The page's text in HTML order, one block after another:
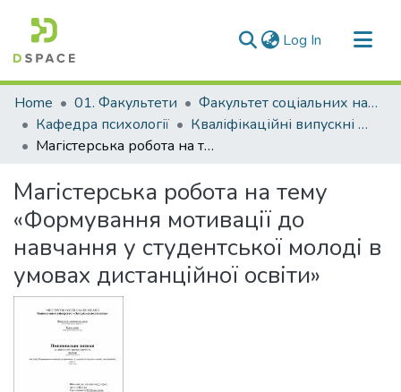
Log In (current)
Communities & Collections
All of DSpace
Statistics
Home 01. Факультети
Факультет соціальних наук
Кафедра психології
Кваліфікаційні випускні роботи здобувачів вищої освіти кафедри психології
Магістерська робота на тему «Формування мотивації до навчання у студентської молоді в умовах дистанційної освіти»
Магістерська робота на тему
«Формування мотивації до
навчання у студентської молоді в
умовах дистанційної освіти»